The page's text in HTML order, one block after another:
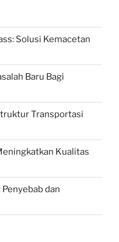
Solusi Kemacetan
Baru Bagi
Transportasi
Kualitas
Penyebab dan